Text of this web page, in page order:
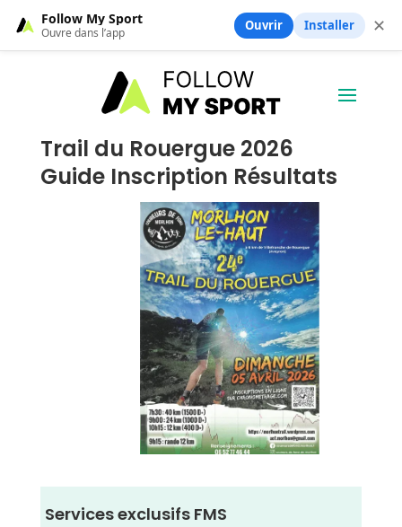
Trail du Rouergue 2026
Guide Inscription Résultats
Services exclusifs FMS
Follow My Sport
Ouvre dans l’app Ouvrir Installer ✕